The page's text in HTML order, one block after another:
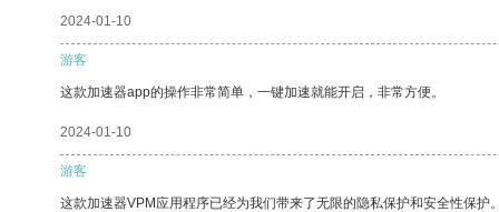
2024-01-10
游客
这款加速器app的操作非常简单，一键加速就能开启，非常方便。
2024-01-10
游客
这款加速器VPM应用程序已经为我们带来了无限的隐私保护和安全性保护